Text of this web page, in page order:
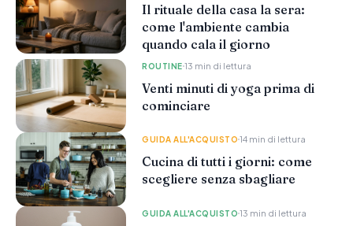
Il rituale della casa la sera:
come l'ambiente cambia
quando cala il giorno
ROUTINE 13 min di lettura
Venti minuti di yoga prima di
cominciare
GUIDA ALL'ACQUISTO 14 min di lettura
Cucina di tutti i giorni: come
scegliere senza sbagliare
GUIDA ALL'ACQUISTO 13 min di lettura